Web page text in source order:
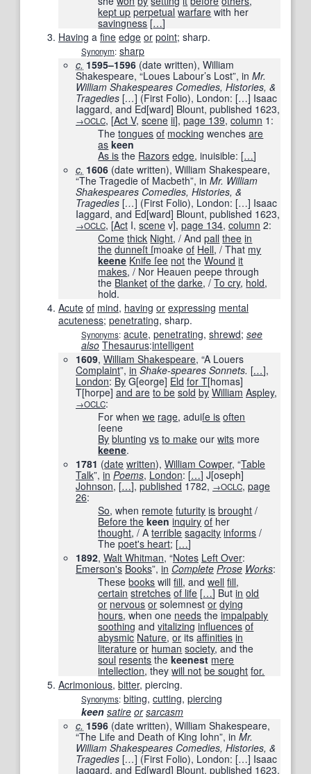
kept up perpetual warfare with her
savingness […]
Having a fine edge or point; sharp.
Synonym: sharp
c. 1595–1596 (date written), William
Shakespeare, “Loues Labour’s Lost”, in Mr.
William Shakespeares Comedies, Histories, &
Tragedies […] (First Folio), London: […] Isaac
Iaggard, and Ed[ward] Blount, published 1623,
→OCLC, [Act V, scene ii], page 139, column 1:
Thetongues of mocking wenchesare
as keen
As is the Razors edge, inuisible: […]
c. 1606 (date written), William Shakespeare,
“The Tragedie of Macbeth”, in Mr. William
Shakespeares Comedies, Histories, &
Tragedies […] (First Folio), London: […] Isaac
Iaggard, and Ed[ward] Blount, published 1623,
→OCLC, [Act I, scene v], page 134, column 2:
Come thick Night, / Andpall thee in
the dunneſt ſmoakeof Hell, / That my
keene Knife ſee not theWound it
makes, / Nor Heauen peepe through
the Blanket of the darke, /To cry, hold,
hold.
Acute of mind, having or expressing mental
acuteness; penetrating, sharp.
Synonyms: acute, penetrating, shrewd; see
also Thesaurus:intelligent
1609, William Shakespeare, “A Louers
Complaint”, in Shake-speares Sonnets. […]‎,
London: By G[eorge] Eld for T[homas]
T[horpe] and are to be sold by William Aspley,
→OCLC:
For whenwe rage, aduiſe is often
ſeene
By blunting vs to make ourwits more
keene.
1781 (date written), William Cowper, “Table
Talk”, in Poems, London: […] J[oseph]
Johnson, […], published 1782, →OCLC, page
26:
So, when remote futurity is brought /
Before the keen inquiry of her
thought, / Aterrible sagacity informs /
Thepoet's heart; […]
1892, Walt Whitman, “Notes Left Over:
Emerson's Books”, in Complete Prose Works‎:
Thesebooks willfill, andwell fill,
certain stretches of life […] Butin old
or nervous or solemnestor dying
hours, when one needs theimpalpably
soothing andvitalizing influences of
abysmic Nature,or itsaffinities in
literature or human society, and the
soul resents thekeenest mere
intellection, theywill not be sought for.
Acrimonious, bitter, piercing.
Synonyms: biting, cutting, piercing
keen satire or sarcasm
c. 1596 (date written), William Shakespeare,
“The Life and Death of King Iohn”, in Mr.
William Shakespeares Comedies, Histories, &
Tragedies […] (First Folio), London: […] Isaac
Iaggard, and Ed[ward] Blount, published 1623,